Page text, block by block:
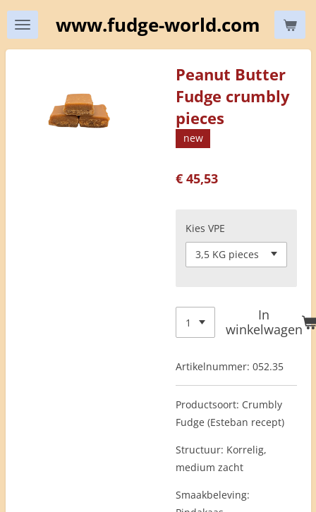
Ga
direct
naar
www.fudge-world.com
Peanut Butter
Fudge crumbly
pieces
new
€ 45,53
Kies VPE
In
winkelwagen
Artikelnummer: 052.35
Productsoort: Crumbly
Fudge (Esteban recept)
Structuur: Korrelig,
medium zacht
Smaakbeleving: